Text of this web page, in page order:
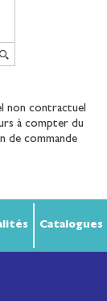
non contractuel
à compter du
de commande
Catalogues